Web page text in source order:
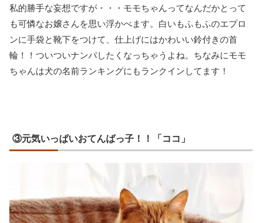
私的勝手な妄想ですが・・・モモちゃんってなんだかとって
も可憐なお嬢さんを思い浮かべます。白いもふもふのエプロ
ンに手袋と靴下をつけて、仕上げにはかわいい鈴付きの首
輪！！ついついナンパしたくなっちゃうよね。ちなみにモモ
ちゃんは犬の名前ランキングにもランクインしてます！
③元気いっぱいおてんばっ子！！「ココ」